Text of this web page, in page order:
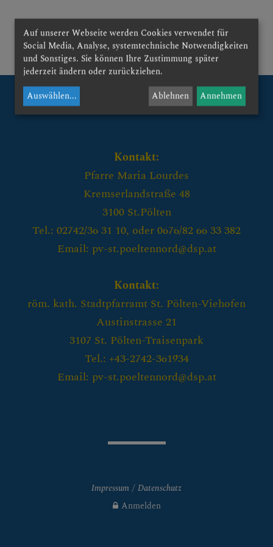
Kontakt:
Pfarre Maria Lourdes
Kremserlandstraße 48
3100 St.Pölten
Tel.: 02742/36 31 10, oder 0676/82 66 33 382
Email: pv-st.poeltennord@dsp.at
Kontakt:
röm. kath. Stadtpfarramt St. Pölten-Viehofen
Austinstrasse 21
3107 St. Pölten-Traisenpark
Tel.: +43-2742-361934
Email: pv-st.poeltennord@dsp.at
Impressum
Datenschutz
Anmelden
Auf unserer Webseite werden Cookies verwendet für
Social Media, Analyse, systemtechnische Notwendigkeiten
und Sonstiges. Sie können Ihre Zustimmung später
jederzeit ändern oder zurückziehen.
Auswählen... Ablehnen Annehmen